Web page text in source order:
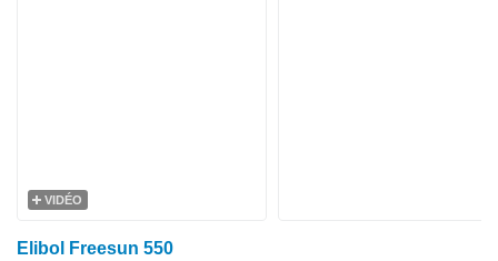
VIDÉO
Elibol Freesun 550